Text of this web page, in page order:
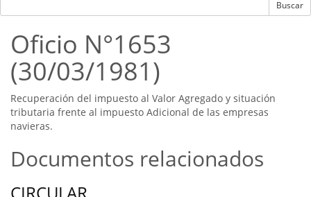
Oficio N°1653
(30/03/1981)
Recuperación del impuesto al Valor Agregado y situación
tributaria frente al impuesto Adicional de las empresas
navieras.
Documentos relacionados